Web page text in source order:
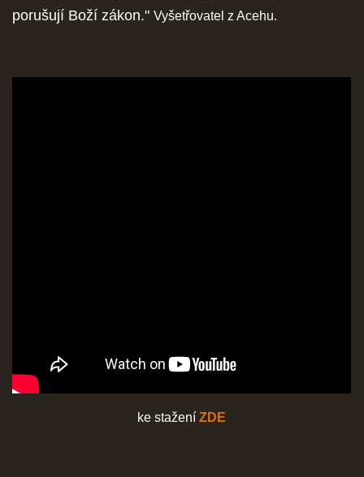
porušují Boží zákon." Vyšetřovatel z Acehu.
ke stažení ZDE